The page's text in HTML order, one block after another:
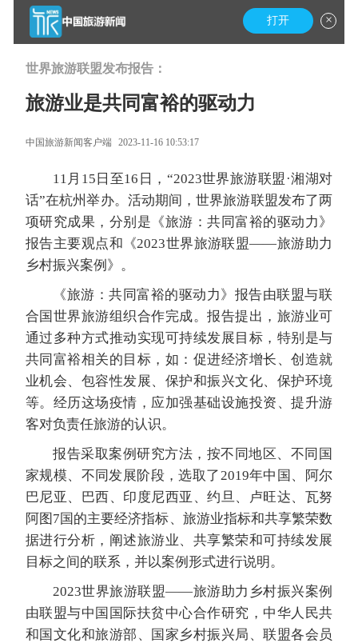
打开 ×
世界旅游联盟发布报告：
旅游业是共同富裕的驱动力
中国旅游新闻客户端 2023-11-16 10:53:17
11月15日至16日，“2023世界旅游联盟·湘湖对
话”在杭州举办。活动期间，世界旅游联盟发布了两
项研究成果，分别是《旅游：共同富裕的驱动力》
报告主要观点和《2023世界旅游联盟——旅游助力
乡村振兴案例》。
《旅游：共同富裕的驱动力》报告由联盟与联
合国世界旅游组织合作完成。报告提出，旅游业可
通过多种方式推动实现可持续发展目标，特别是与
共同富裕相关的目标，如：促进经济增长、创造就
业机会、包容性发展、保护和振兴文化、保护环境
等。经历这场疫情，应加强基础设施投资、提升游
客对负责任旅游的认识。
报告采取案例研究方法，按不同地区、不同国
家规模、不同发展阶段，选取了2019年中国、阿尔
巴尼亚、巴西、印度尼西亚、约旦、卢旺达、瓦努
阿图7国的主要经济指标、旅游业指标和共享繁荣数
据进行分析，阐述旅游业、共享繁荣和可持续发展
目标之间的联系，并以案例形式进行说明。
2023世界旅游联盟——旅游助力乡村振兴案例
由联盟与中国国际扶贫中心合作研究，中华人民共
和国文化和旅游部、国家乡村振兴局、联盟各会员